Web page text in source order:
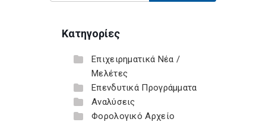
Κατηγορίες
Επιχειρηματικά Νέα /
Μελέτες
Επενδυτικά Προγράμματα
Αναλύσεις
Φορολογικό Αρχείο